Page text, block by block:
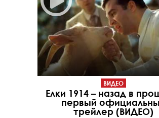
ВИДЕО
Елки 1914 – назад в
первый
трейлер (ВИДЕО)